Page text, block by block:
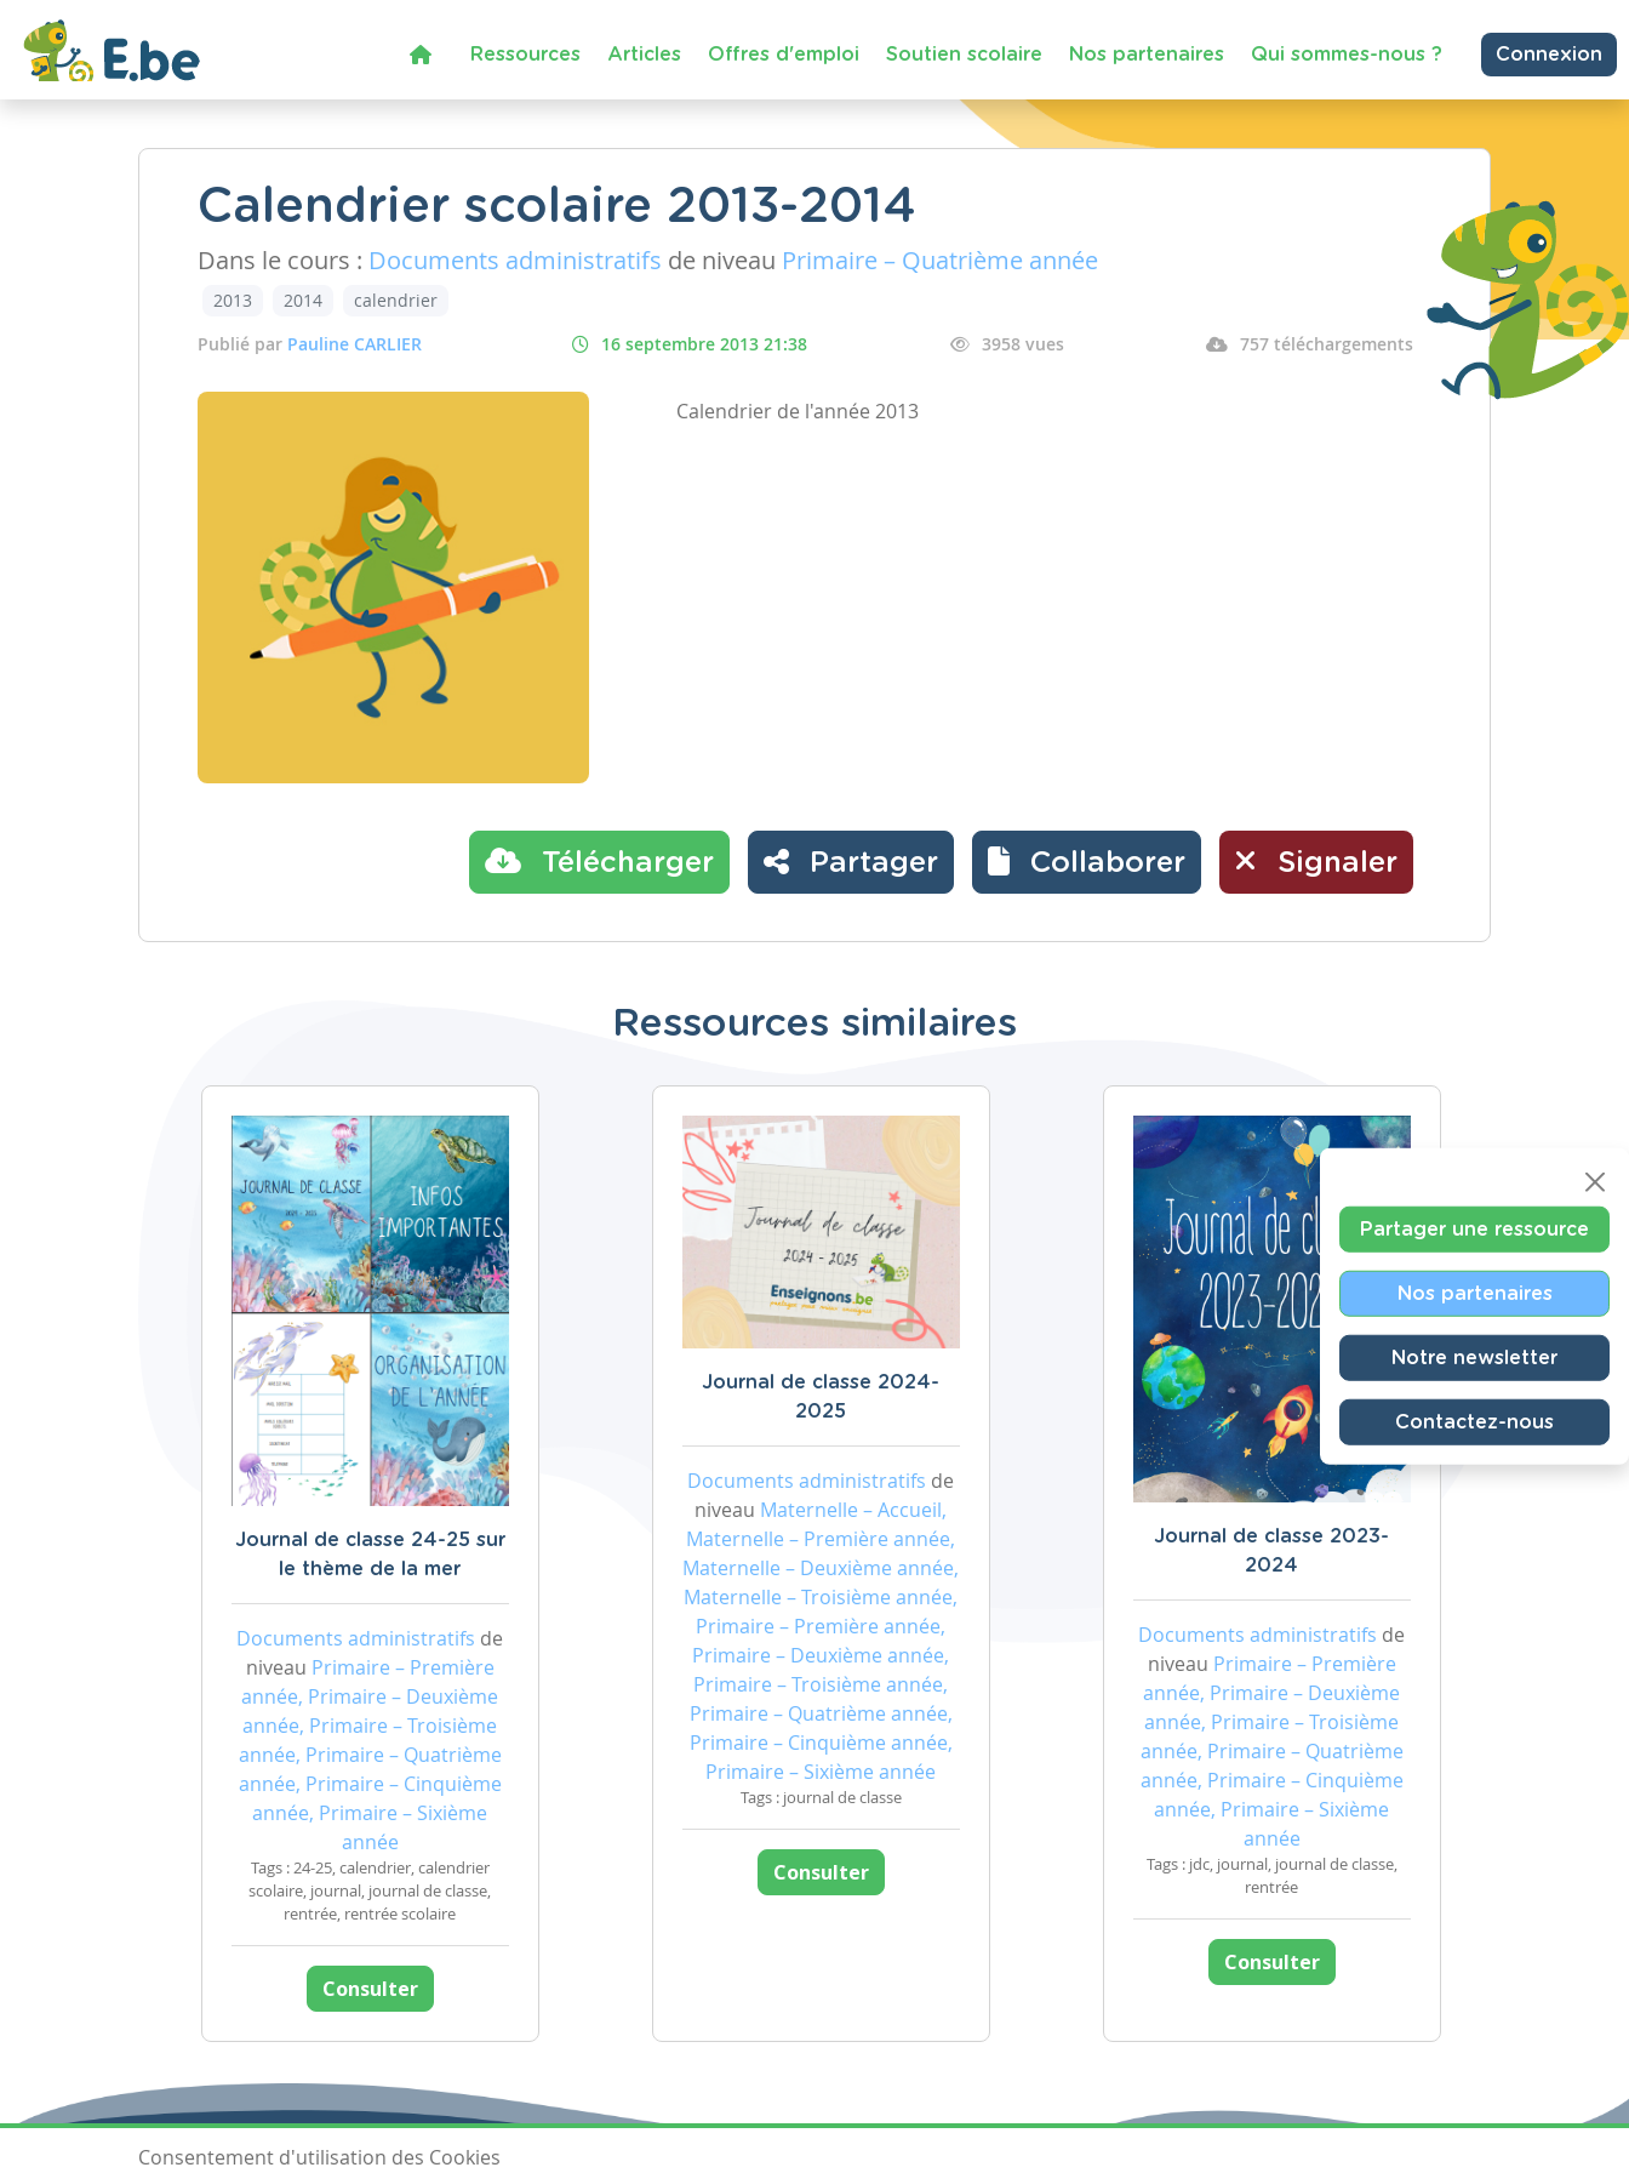
Ressources Articles Offres d'emploi Soutien scolaire Nos partenaires Qui sommes-nous ? Connexion
Calendrier scolaire 2013-2014
Dans le cours : Documents administratifs de niveau Primaire – Quatrième année
2013 2014
calendrier
Publié par Pauline CARLIER 16 septembre 2013 21:38 3958 vues 757 téléchargements
Calendrier de l'année 2013
Télécharger Partager Collaborer Signaler
Ressources similaires
Journal de classe 24-25 sur
le thème de la mer
Documents administratifs de
niveau Primaire – Première
année, Primaire – Deuxième
année, Primaire – Troisième
année, Primaire – Quatrième
année, Primaire – Cinquième
année, Primaire – Sixième
année
Tags : 24-25, calendrier, calendrier
scolaire, journal, journal de classe,
rentrée, rentrée scolaire
Consulter
Journal de classe 2024-
2025
Documents administratifs de
niveau Maternelle – Accueil,
Maternelle – Première année,
Maternelle – Deuxième année,
Maternelle – Troisième année,
Primaire – Première année,
Primaire – Deuxième année,
Primaire – Troisième année,
Primaire – Quatrième année,
Primaire – Cinquième année,
Primaire – Sixième année
Tags : journal de classe
Consulter
Journal de classe 2023-
2024
Documents administratifs de
niveau Primaire – Première
année, Primaire – Deuxième
année, Primaire – Troisième
année, Primaire – Quatrième
année, Primaire – Cinquième
année, Primaire – Sixième
année
Tags : jdc, journal, journal de classe,
rentrée
Consulter
Partager une ressource
Nos partenaires
Notre newsletter
Contactez-nous
Consentement d'utilisation des Cookies